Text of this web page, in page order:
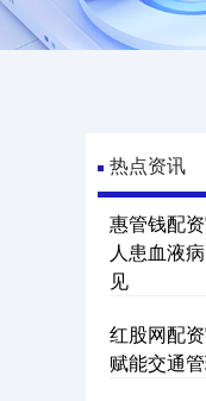
热点资讯
惠管钱配
人患血液
见
红股网配
赋能交通